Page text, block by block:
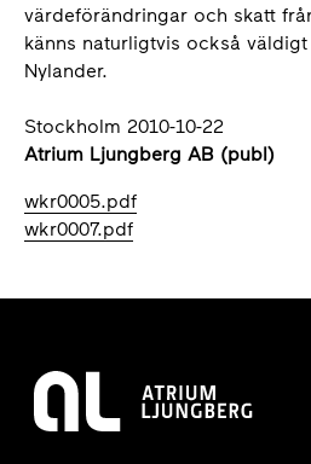
värdeförändringar och skatt
känns naturligtvis också
Nylander.
Stockholm 2010-10-22
Atrium Ljungberg AB (publ)
wkr0005.pdf
wkr0007.pdf